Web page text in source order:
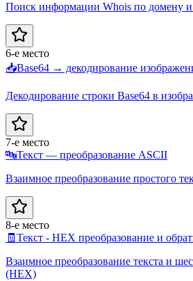
Поиск информации Whois по домену и
6-е место
📥Base64 → декодирование
Декодирование строки Base64 в
7-е место
🔤Текст — преобразование ASCII
Взаимное преобразование простого
8-е место
🧾 Текст - HEX преобразование и
Взаимное преобразование текста и
(HEX)